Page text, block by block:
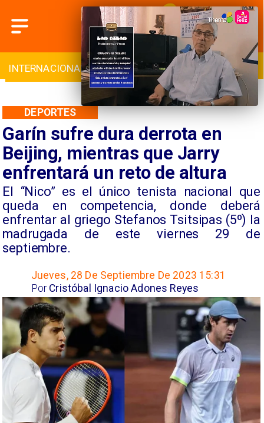
INTERNACIONAL DEPORTES CULTURA
Garín sufre dura derrota en
Beijing, mientras que Jarry
enfrentará un reto de altura
El “Nico” es el único tenista nacional que
queda en competencia, donde deberá
enfrentar al griego Stefanos Tsitsipas (5º) la
madrugada de este viernes 29 de
septiembre.
DEPORTES
Jueves, 28 De Septiembre De 2023 15:31
Cristóbal Ignacio Adones Reyes
Por